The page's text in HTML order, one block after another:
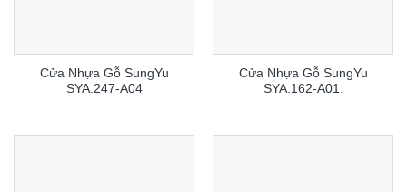
Cửa Nhựa Gỗ SungYu
SYA.247-A04
Cửa Nhựa Gỗ SungYu
SYA.162-A01.